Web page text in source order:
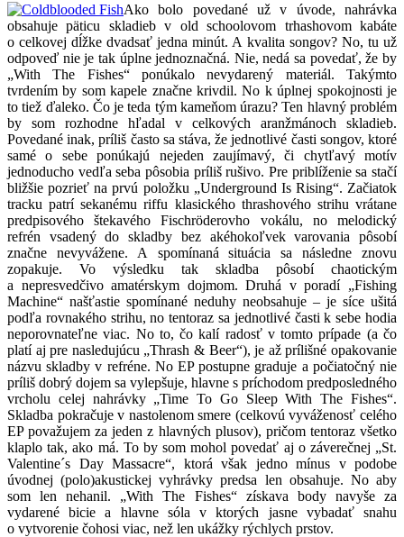
Ako bolo povedané už v úvode, nahrávka
obsahuje päticu skladieb v old schoolovom trhashovom kabáte
o celkovej dĺžke dvadsať jedna minút. A kvalita songov? No, tu už
odpoveď nie je tak úplne jednoznačná. Nie, nedá sa povedať, že by
„With The Fishes“ ponúkalo nevydarený materiál. Takýmto
tvrdením by som kapele značne krivdil. No k úplnej spokojnosti je
to tiež ďaleko. Čo je teda tým kameňom úrazu? Ten hlavný problém
by som rozhodne hľadal v celkových aranžmánoch skladieb.
Povedané inak, príliš často sa stáva, že jednotlivé časti songov, ktoré
samé o sebe ponúkajú nejeden zaujímavý, či chytľavý motív
jednoducho vedľa seba pôsobia príliš rušivo. Pre priblíženie sa stačí
bližšie pozrieť na prvú položku „Underground Is Rising“. Začiatok
tracku patrí sekanému riffu klasického thrashového strihu vrátane
predpisového štekavého Fischröderovho vokálu, no melodický
refrén vsadený do skladby bez akéhokoľvek varovania pôsobí
značne nevyvážene. A spomínaná situácia sa následne znovu
zopakuje. Vo výsledku tak skladba pôsobí chaotickým
a nepresvedčivo amatérskym dojmom. Druhá v poradí „Fishing
Machine“ našťastie spomínané neduhy neobsahuje – je síce ušitá
podľa rovnakého strihu, no tentoraz sa jednotlivé časti k sebe hodia
neporovnateľne viac. No to, čo kalí radosť v tomto prípade (a čo
platí aj pre nasledujúcu „Thrash & Beer“), je až prílišné opakovanie
názvu skladby v refréne. No EP postupne graduje a počiatočný nie
príliš dobrý dojem sa vylepšuje, hlavne s príchodom predposledného
vrcholu celej nahrávky „Time To Go Sleep With The Fishes“.
Skladba pokračuje v nastolenom smere (celkovú vyváženosť celého
EP považujem za jeden z hlavných plusov), pričom tentoraz všetko
klaplo tak, ako má. To by som mohol povedať aj o záverečnej „St.
Valentine´s Day Massacre“, ktorá však jedno mínus v podobe
úvodnej (polo)akustickej vyhrávky predsa len obsahuje. No aby
som len nehanil. „With The Fishes“ získava body navyše za
vydarené bicie a hlavne sóla v ktorých jasne vybadať snahu
o vytvorenie čohosi viac, než len ukážky rýchlych prstov.